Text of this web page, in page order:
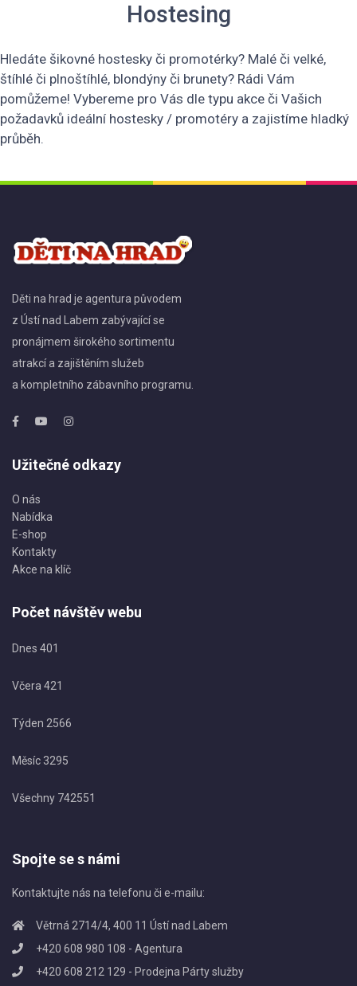
Hostesing
Hledáte šikovné hostesky či promotérky? Malé či velké,
štíhlé či plnoštíhlé, blondýny či brunety? Rádi Vám
pomůžeme! Vybereme pro Vás dle typu akce či Vašich
požadavků ideální hostesky / promotéry a zajistíme hladký
průběh.
Děti na hrad je agentura původem
z Ústí nad Labem zabývající se
pronájmem širokého sortimentu
atrakcí a zajištěním služeb
a kompletního zábavního programu.
Užitečné odkazy
O nás
Nabídka
E-shop
Kontakty
Akce na klíč
Počet návštěv webu
Dnes 401
Včera 421
Týden 2566
Měsíc 3295
Všechny 742551
Spojte se s námi
Kontaktujte nás na telefonu či e-mailu:
Větrná 2714/4, 400 11 Ústí nad Labem
+420 608 980 108 - Agentura
+420 608 212 129 - Prodejna Párty služby